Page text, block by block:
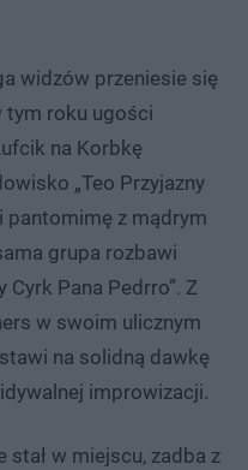
widzów przeniesie się
tym roku ugości
na Korbkę
„Teo Przyjazny
pantomimę z mądrym
grupa rozbawi
Cyrk Pana Pedrro”. Z
w swoim ulicznym
na solidną dawkę
improwizacji.
stał w miejscu, zadba z